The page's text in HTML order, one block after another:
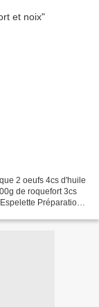
2 oeufs 4cs d'huile
de roquefort 3cs
Préparation